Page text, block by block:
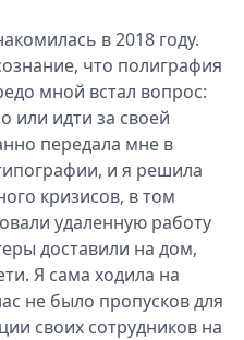
в 2018 году.
что полиграфия
мной встал вопрос:
или идти за своей
передала мне в
и я решила
кризисов, в том
удаленную работу
доставили на дом,
Я сама ходила на
не было пропусков для
своих сотрудников на